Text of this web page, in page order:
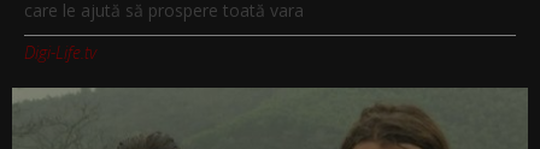
care le ajută să prospere toată vara
Digi-Life.tv